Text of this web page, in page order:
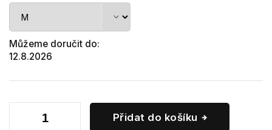
Můžeme doručit do:
12.8.2026
Přidat do košíku